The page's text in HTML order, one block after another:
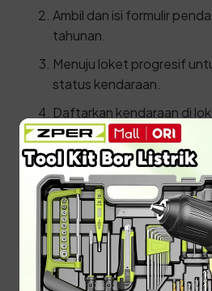
Ambil dan isi formulir
tahunan.
Menuju loket progresif
status kendaraan.
Daftarkan kendaraan di
tahun dengan
cek fisik.
Lakukan pembayaran
pelat nomor di kasir.
Ambil STNK, SKPD, dan
baru di loket penyerahan.